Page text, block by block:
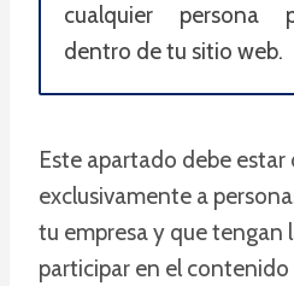
cualquier persona
dentro de tu sitio web.
Este apartado debe
exclusivamente a
tu empresa y que tengan
participar en el